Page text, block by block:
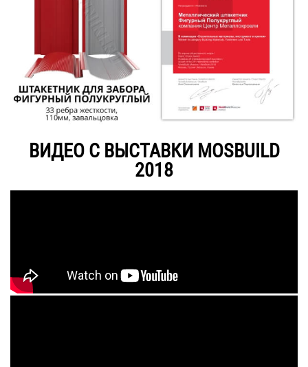
ВИДЕО С ВЫСТАВКИ MOSBUILD
2018